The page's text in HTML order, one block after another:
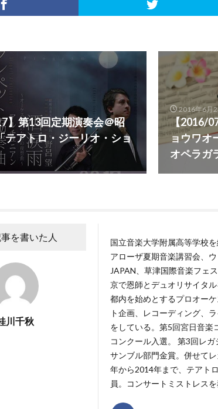
】第13回定期演奏会＠昭
テアトロ・ジーリオ・ショ
2016年6月
【2016/
ョウワオ
オペラガ
を書いた人
川千秋
国立音楽大学附属高等学校
アローザ夏期音楽講習会、
JAPAN、草津国際音楽フェ
京で恩師とデュオリサイタ
都内を始めとするプロオー
ト企画、レコーディング、
をしている。第5回宮日音楽
コンクール入選。 第3回レ
サンブル部門金賞。併せて
年から2014年まで、テアト
員。コンサートミストレスを